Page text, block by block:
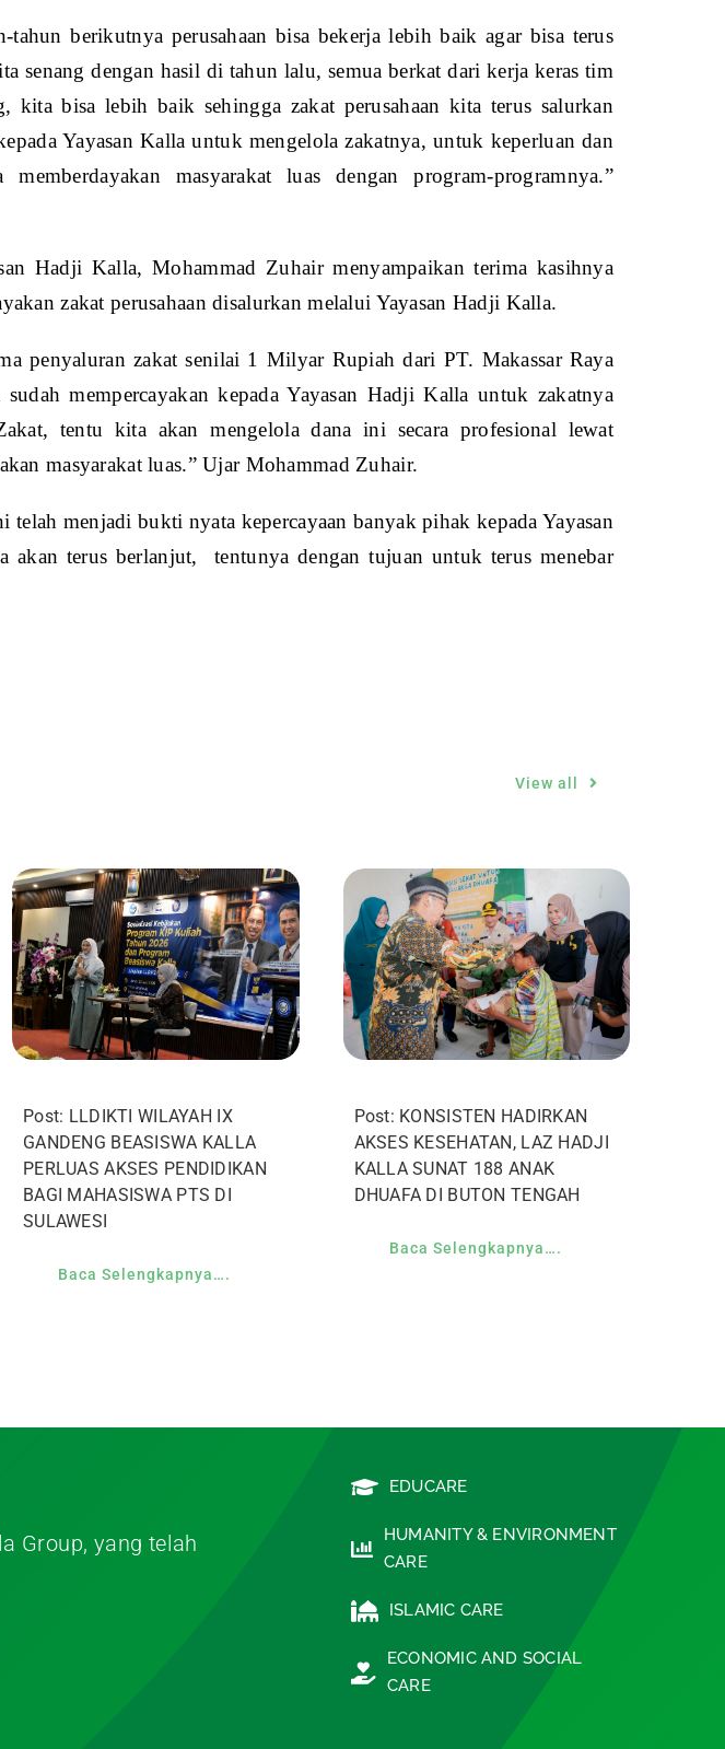
berikutnya perusahaan bisa bekerja lebih baik agar bisa terus
senang dengan hasil di tahun lalu, semua berkat dari kerja keras tim
kita bisa lebih baik sehingga zakat perusahaan kita terus salurkan
Yayasan Kalla untuk mengelola zakatnya, untuk keperluan dan
masyarakat luas dengan program-programnya.”
Hadji Kalla, Mohammad Zuhair menyampaikan terima kasihnya
zakat perusahaan disalurkan melalui Yayasan Hadji Kalla.
penyaluran zakat senilai 1 Milyar Rupiah dari PT. Makassar Raya
mempercayakan kepada Yayasan Hadji Kalla untuk zakatnya
tentu kita akan mengelola dana ini secara profesional lewat
masyarakat luas.” Ujar Mohammad Zuhair.
menjadi bukti nyata kepercayaan banyak pihak kepada Yayasan
akan terus berlanjut, tentunya dengan tujuan untuk terus menebar
View all
Post: LLDIKTI WILAYAH IX
GANDENG BEASISWA KALLA
PERLUAS AKSES PENDIDIKAN
BAGI MAHASISWA PTS DI
SULAWESI
Baca Selengkapnya….
Post: KONSISTEN HADIRKAN
AKSES KESEHATAN, LAZ HADJI
KALLA SUNAT 188 ANAK
DHUAFA DI BUTON TENGAH
Baca Selengkapnya….
Group, yang telah
EDUCARE
HUMANITY & ENVIRONMENT
CARE
ISLAMIC CARE
ECONOMIC AND SOCIAL
CARE